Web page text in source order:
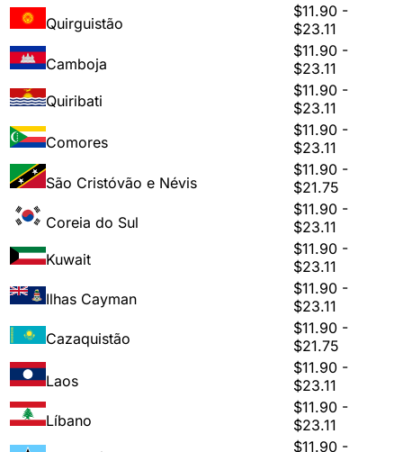
Quirguistão
$11.90 -
$23.11
Camboja
$11.90 -
$23.11
Quiribati
$11.90 -
$23.11
Comores
$11.90 -
$23.11
São Cristóvão e Névis
$11.90 -
$21.75
Coreia do Sul
$11.90 -
$23.11
Kuwait
$11.90 -
$23.11
Ilhas Cayman
$11.90 -
$23.11
Cazaquistão
$11.90 -
$21.75
Laos
$11.90 -
$23.11
Líbano
$11.90 -
$23.11
$11.90 -